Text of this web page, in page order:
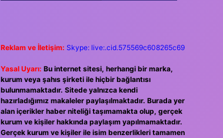
Reklam ve İletişim: Skype: live:.cid.575569c608265c69
Yasal Uyarı: Bu internet sitesi, herhangi bir marka,
kurum veya şahıs şirketi ile hiçbir bağlantısı
bulunmamaktadır. Sitede yalnızca kendi
hazırladığımız makaleler paylaşılmaktadır. Burada yer
alan içerikler haber niteliği taşımamakta olup, gerçek
kurum ve kişiler hakkında paylaşım yapılmamaktadır.
Gerçek kurum ve kişiler ile isim benzerlikleri tamamen